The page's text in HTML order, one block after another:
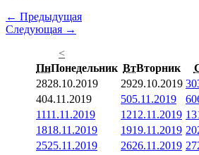
← Предыдущая
Следующая →
<
ПнПонедельник ВтВторник
2828.10.2019 2929.10.2019 30
404.11.2019 505.11.2019 6
1111.11.2019 1212.11.2019 13
1818.11.2019 1919.11.2019 20
2525.11.2019 2626.11.2019 27